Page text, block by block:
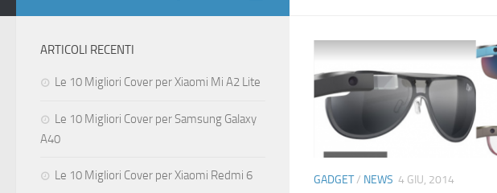
GADGET/ NEWS 4 GIU, 2014
ARTICOLI RECENTI
Le 10 Migliori Cover per Xiaomi Mi A2 Lite
Le 10 Migliori Cover per Samsung Galaxy
A40
Le 10 Migliori Cover per Xiaomi Redmi 6